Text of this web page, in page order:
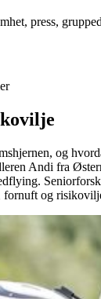
press,
og
Andi fra
fornuft og